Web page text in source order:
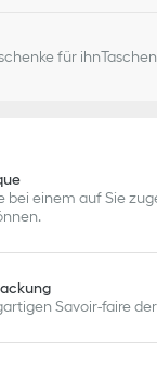
für ihn
bei einem auf Sie
Savoir-faire